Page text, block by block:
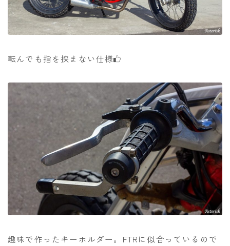
転んでも指を挟まない仕様
趣味で作ったキーホルダー。FTRに似合っているので